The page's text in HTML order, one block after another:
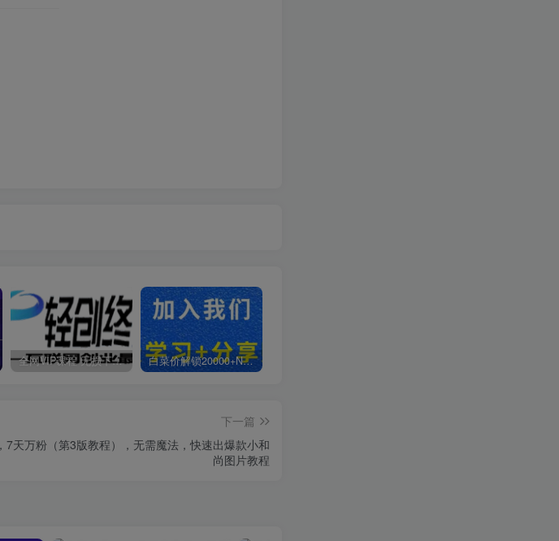
全网VIP课程 无损下载~ 白菜价解锁20000+N个赚钱机会，加入轻创终点站会员，全站资源免费学习。
下一篇
7天万粉（第3版教程），无需魔法，快速出爆款小和
尚图片教程